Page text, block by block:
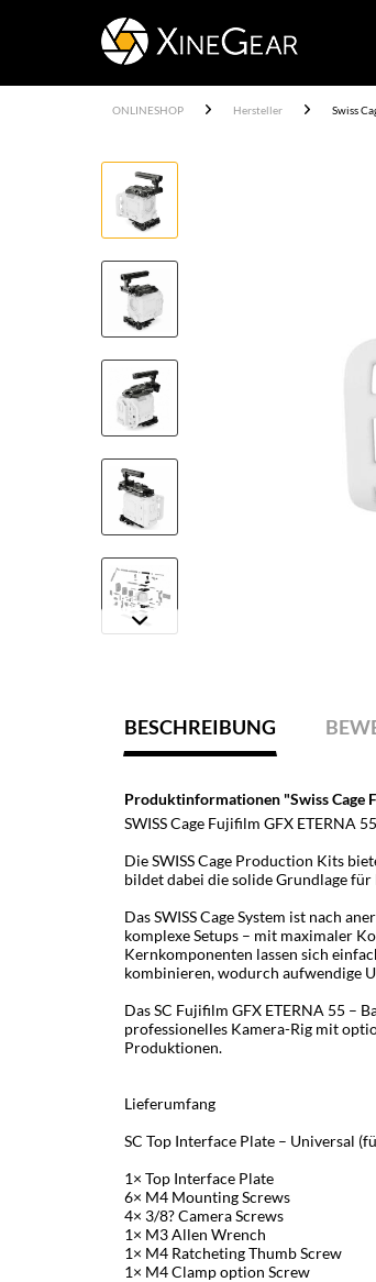
ONLINESHOP Hersteller Swiss
BESCHREIBUNG
Produktinformationen "Swiss Cage
SWISS Cage Fujifilm GFX ETERNA
Die SWISS Cage Production Kits
bildet dabei die solide Grundlage
Das SWISS Cage System ist nach
komplexe Setups – mit maximaler
Kernkomponenten lassen sich
kombinieren, wodurch aufwendige
Das SC Fujifilm GFX ETERNA 55 –
professionelles Kamera-Rig mit
Produktionen.
Lieferumfang
SC Top Interface Plate – Universal
1× Top Interface Plate
6× M4 Mounting Screws
4× 3/8? Camera Screws
1× M3 Allen Wrench
1× M4 Ratcheting Thumb Screw
1× M4 Clamp option Screw